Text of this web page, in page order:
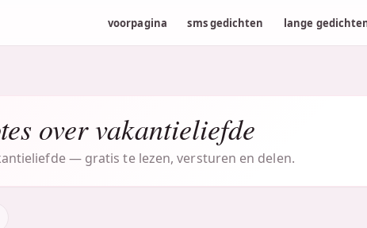
voorpagina sms gedichten lange
over vakantieliefde
— gratis te lezen, versturen en delen.